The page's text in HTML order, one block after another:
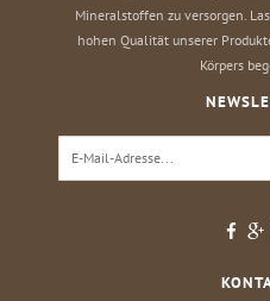
Mineralstoffen zu versorgen.
hohen Qualität unserer
Körpers